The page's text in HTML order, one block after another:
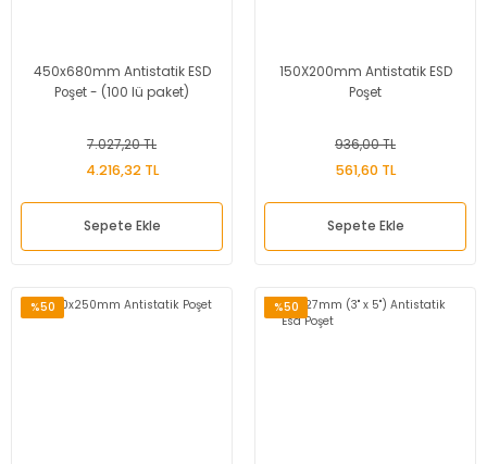
450x680mm Antistatik ESD
Poşet - (100 lü paket)
7.027,20 TL
4.216,32 TL
Sepete Ekle
150X200mm Antistatik ESD
Poşet
936,00 TL
561,60 TL
Sepete Ekle
%50 %50